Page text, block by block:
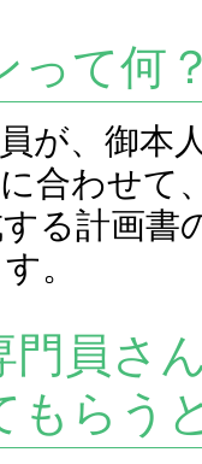
って何
が、御本
合わせて
る計画書
。
門員さ
もらう